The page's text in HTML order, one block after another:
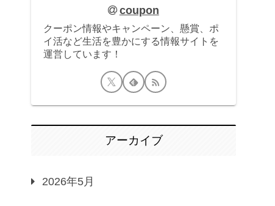
coupon
クーポン情報やキャンペーン、懸賞、ポ
イ活など生活を豊かにする情報サイトを
運営しています！
アーカイブ
2026年5月